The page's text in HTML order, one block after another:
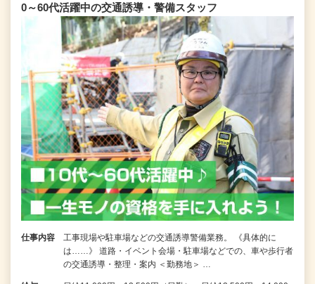
0～60代活躍中の交通誘導・警備スタッフ
仕事内容
工事現場や駐車場などの交通誘導警備業務。 《具体的に
は……》 道路・イベント会場・駐車場などでの、車や歩行者
の交通誘導・整理・案内 ＜勤務地＞ …